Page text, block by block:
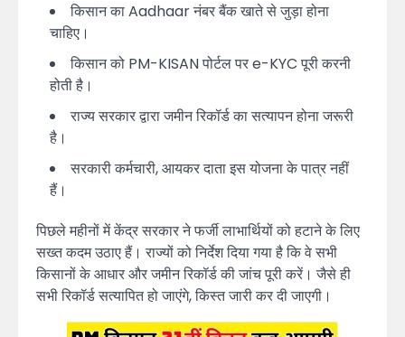
किसान का Aadhaar नंबर बैंक खाते से जुड़ा होना
चाहिए।
किसान को PM-KISAN पोर्टल पर e-KYC पूरी करनी
होती है।
राज्य सरकार द्वारा जमीन रिकॉर्ड का सत्यापन होना जरूरी
है।
सरकारी कर्मचारी, आयकर दाता इस योजना के पात्र नहीं
हैं।
पिछले महीनों में केंद्र सरकार ने फर्जी लाभार्थियों को हटाने के लिए
सख्त कदम उठाए हैं। राज्यों को निर्देश दिया गया है कि वे सभी
किसानों के आधार और जमीन रिकॉर्ड की जांच पूरी करें। जैसे ही
सभी रिकॉर्ड सत्यापित हो जाएंगे, किस्त जारी कर दी जाएगी।